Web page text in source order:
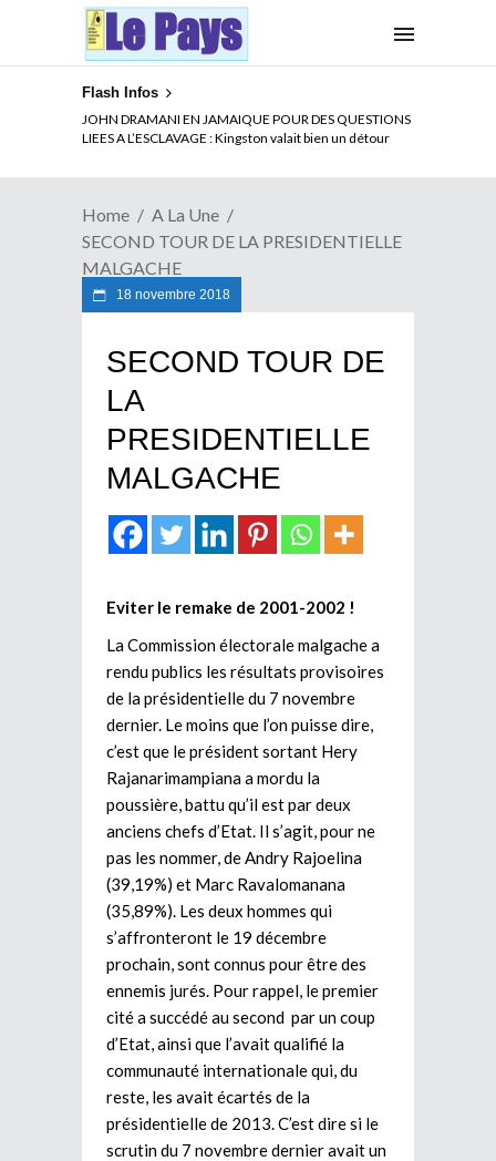
Flash Infos
JOHN DRAMANI EN JAMAIQUE POUR DES QUESTIONS
LIEES A L’ESCLAVAGE : Kingston valait bien un détour
Home
A La Une
SECOND TOUR DE LA PRESIDENTIELLE
MALGACHE
18 novembre 2018
SECOND TOUR DE
LA
PRESIDENTIELLE
MALGACHE
Eviter le remake de 2001-2002 !
La Commission électorale malgache a
rendu publics les résultats provisoires
de la présidentielle du 7 novembre
dernier. Le moins que l’on puisse dire,
c’est que le président sortant Hery
Rajanarimampiana a mordu la
poussière, battu qu’il est par deux
anciens chefs d’Etat. Il s’agit, pour ne
pas les nommer, de Andry Rajoelina
(39,19%) et Marc Ravalomanana
(35,89%). Les deux hommes qui
s’affronteront le 19 décembre
prochain, sont connus pour être des
ennemis jurés. Pour rappel, le premier
cité a succédé au second par un coup
d’Etat, ainsi que l’avait qualifié la
communauté internationale qui, du
reste, les avait écartés de la
présidentielle de 2013. C’est dire si le
scrutin du 7 novembre dernier avait un